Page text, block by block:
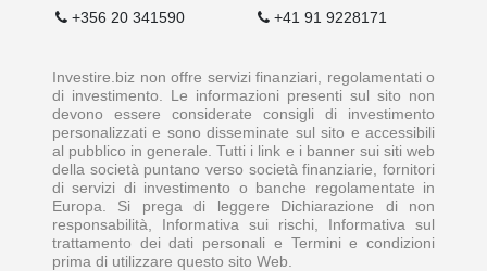
+356 20 341590
+41 91 9228171
Investire.biz non offre servizi finanziari, regolamentati o
di investimento. Le informazioni presenti sul sito non
devono essere considerate consigli di investimento
personalizzati e sono disseminate sul sito e accessibili
al pubblico in generale. Tutti i link e i banner sui siti web
della società puntano verso società finanziarie, fornitori
di servizi di investimento o banche regolamentate in
Europa. Si prega di leggere Dichiarazione di non
responsabilità, Informativa sui rischi, Informativa sul
trattamento dei dati personali e Termini e condizioni
prima di utilizzare questo sito Web.